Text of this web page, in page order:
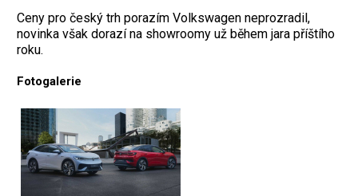
Ceny pro český trh porazím Volkswagen neprozradil,
novinka však dorazí na showroomy už během jara příštího
roku.
Fotogalerie